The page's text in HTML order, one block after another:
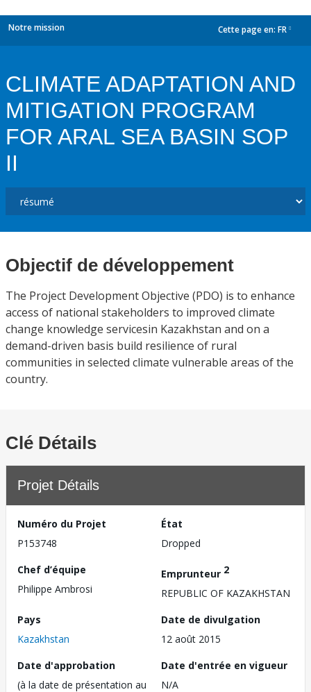
Notre mission Cette page en: FR
CLIMATE ADAPTATION AND
MITIGATION PROGRAM
FOR ARAL SEA BASIN SOP
II
Objectif de développement
The Project Development Objective (PDO) is to enhance
access of national stakeholders to improved climate
change knowledge servicesin Kazakhstan and on a
demand-driven basis build resilience of rural
communities in selected climate vulnerable areas of the
country.
Clé Détails
Projet Détails
Numéro du Projet
P153748
État
Dropped
Chef d’équipe
Philippe Ambrosi
Emprunteur 2
REPUBLIC OF KAZAKHSTAN
Pays
Kazakhstan
Date de divulgation
12 août 2015
Date d'approbation
(à la date de présentation au
Date d'entrée en vigueur
N/A